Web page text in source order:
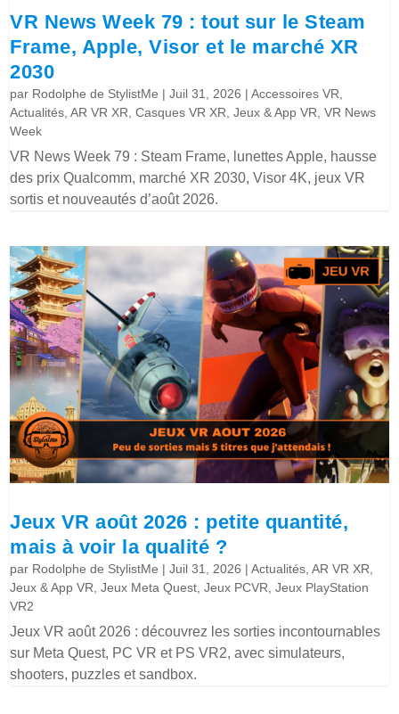
VR News Week 79 : tout sur le Steam
Frame, Apple, Visor et le marché XR
2030
par Rodolphe de StylistMe |Juil 31, 2026 |Accessoires VR,
Actualités,AR VR XR,Casques VR XR,Jeux & App VR,VR News
Week
VR News Week 79 : Steam Frame, lunettes Apple, hausse
des prix Qualcomm, marché XR 2030, Visor 4K, jeux VR
sortis et nouveautés d’août 2026.
Jeux VR août 2026 : petite quantité,
mais à voir la qualité ?
par Rodolphe de StylistMe |Juil 31, 2026 |Actualités,AR VR XR,
Jeux & App VR,Jeux Meta Quest,Jeux PCVR,Jeux PlayStation
VR2
Jeux VR août 2026 : découvrez les sorties incontournables
sur Meta Quest, PC VR et PS VR2, avec simulateurs,
shooters, puzzles et sandbox.